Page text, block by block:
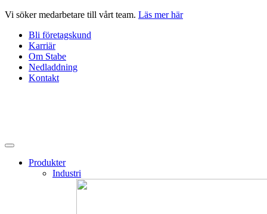
Hoppa
innehåll
Vi söker medarbetare till vårt team. Läs mer här
Bli företagskund
Karriär
Om Stabe
Nedladdning
Kontakt
Produkter
Industri